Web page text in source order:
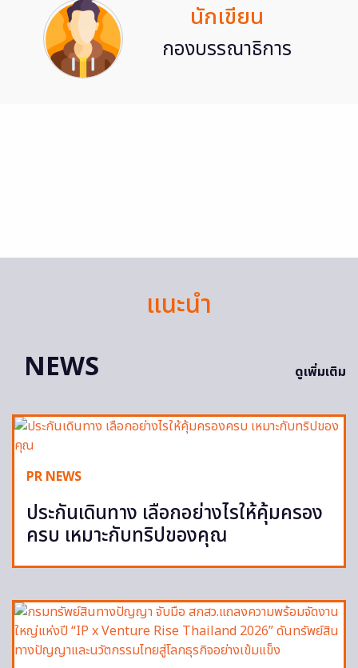
นักเขียน
กองบรรณาธิการ
แนะนำ
NEWS
ดูเพิ่มเติม
PR NEWS
ประกันเดินทาง เลือกอย่างไรให้คุ้มครอง
ครบ เหมาะกับทริปของคุณ